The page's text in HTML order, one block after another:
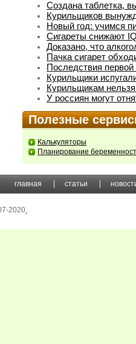
Создана таблетка,
Курильщиков
Новый год: учимся
Сигареты снижают
Доказано, что
Пачка сигарет
Последствия первой
Курильщики
Курильщикам
У россиян могут
Полезные
Калькуляторы
Планирование
главная статьи
2020